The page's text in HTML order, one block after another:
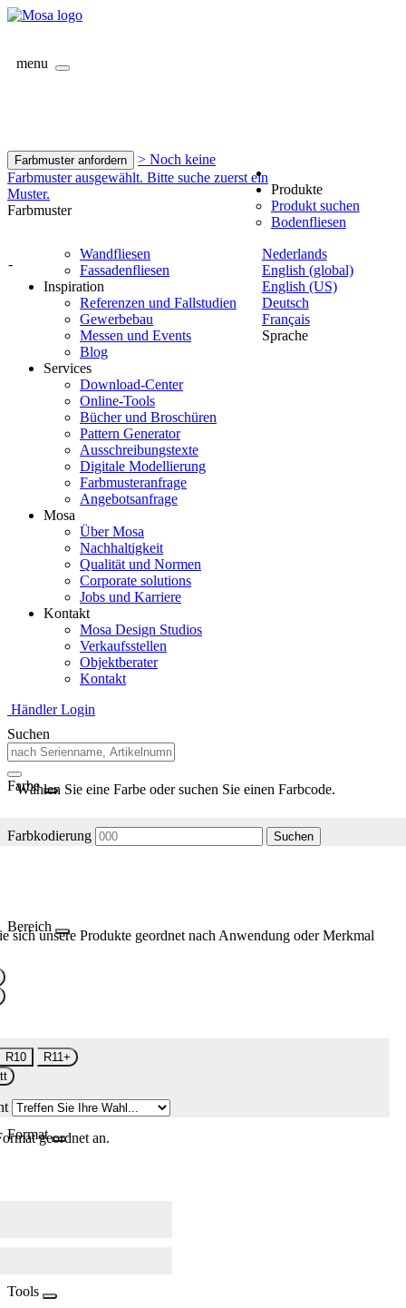
menu
Farbmuster anfordern
> Noch keine
Farbmuster ausgewählt. Bitte suche zuerst ein
Muster.
Farbmuster
-
Nederlands
English (global)
English (US)
Deutsch
Français
Sprache
Produkte
Produkt suchen
Bodenfliesen
Wandfliesen
Fassadenfliesen
Inspiration
Referenzen und Fallstudien
Gewerbebau
Messen und Events
Blog
Services
Download-Center
Online-Tools
Bücher und Broschüren
Pattern Generator
Ausschreibungstexte
Digitale Modellierung
Farbmusteranfrage
Angebotsanfrage
Mosa
Über Mosa
Nachhaltigkeit
Qualität und Normen
Corporate solutions
Jobs und Karriere
Kontakt
Mosa Design Studios
Verkaufsstellen
Objektberater
Kontakt
Händler Login
Suchen
Farbe
Wählen Sie eine Farbe oder suchen Sie einen Farbcode.
Farbkodierung Suchen
Bereich
sich unsere Produkte geordnet nach Anwendung oder Merkmal
R10
R11+
Formatgeordnet an.
Tools